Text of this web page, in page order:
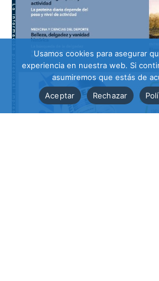
Usamos cookies para asegurar
experiencia en nuestra web. Si
asumiremos que estás de
Aceptar
Rechazar